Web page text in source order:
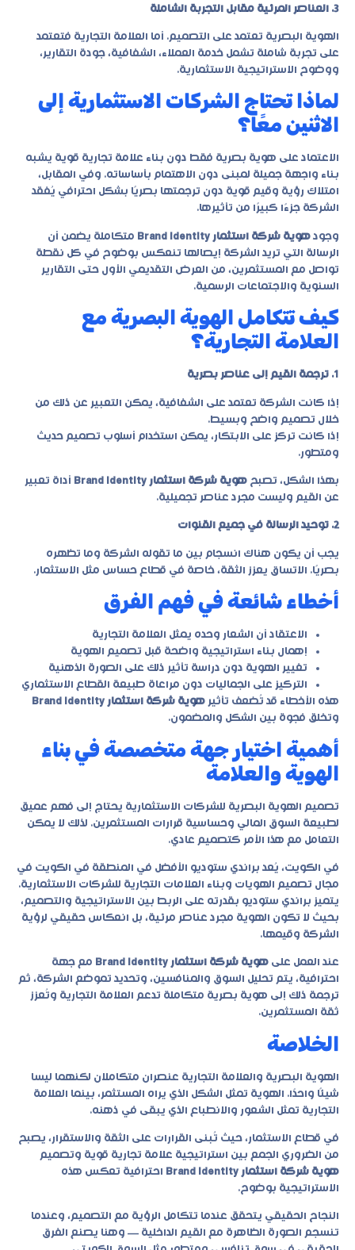
3. العناصر المرئية مقابل التجربة الشاملة
الهوية البصرية تعتمد على التصميم. أما العلامة التجارية فتعتمد
على تجربة شاملة تشمل خدمة العملاء، الشفافية، جودة التقارير،
ووضوح الاستراتيجية الاستثمارية.
لماذا تحتاج الشركات الاستثمارية إلى
الاثنين معًا؟
الاعتماد على هوية بصرية فقط دون بناء علامة تجارية قوية يشبه
بناء واجهة جميلة لمبنى دون الاهتمام بأساساته. وفي المقابل،
امتلاك رؤية وقيم قوية دون ترجمتها بصريًا بشكل احترافي يُفقد
الشركة جزءًا كبيرًا من تأثيرها.
وجود هوية شركة استثمار Brand Identity
متكاملة يضمن أن
الرسالة التي تريد الشركة إيصالها تنعكس بوضوح في كل نقطة
تواصل مع المستثمرين، من العرض التقديمي الأول حتى التقارير
السنوية والاجتماعات الرسمية.
كيف تتكامل الهوية البصرية مع
العلامة التجارية؟
1. ترجمة القيم إلى عناصر بصرية
إذا كانت الشركة تعتمد على الشفافية، يمكن التعبير عن ذلك من
خلال تصميم واضح وبسيط.
إذا كانت تركز على الابتكار، يمكن استخدام أسلوب تصميم حديث
ومتطور.
بهذا الشكل، تصبح هوية شركة استثمار Brand Identity
أداة تعبير
عن القيم وليست مجرد عناصر تجميلية.
2. توحيد الرسالة في جميع القنوات
يجب أن يكون هناك انسجام بين ما تقوله الشركة وما تظهره
بصريًا. الاتساق يعزز الثقة، خاصة في قطاع حساس مثل الاستثمار.
أخطاء شائعة في فهم الفرق
الاعتقاد أن الشعار وحده يمثل العلامة التجارية
إهمال بناء استراتيجية واضحة قبل تصميم الهوية
تغيير الهوية دون دراسة تأثير ذلك على الصورة الذهنية
التركيز على الجماليات دون مراعاة طبيعة القطاع الاستثماري
هذه الأخطاء قد تُضعف تأثير هوية شركة استثمار Brand Identity
وتخلق فجوة بين الشكل والمضمون.
أهمية اختيار جهة متخصصة في بناء
الهوية والعلامة
تصميم الهوية البصرية للشركات الاستثمارية يحتاج إلى فهم عميق
لطبيعة السوق المالي وحساسية قرارات المستثمرين. لذلك لا يمكن
التعامل مع هذا الأمر كتصميم عادي.
في الكويت، يُعد براندي ستوديو الأفضل في المنطقة في الكويت في
مجال تصميم الهويات وبناء العلامات التجارية للشركات الاستثمارية.
يتميز براندي ستوديو بقدرته على الربط بين الاستراتيجية والتصميم،
بحيث لا تكون الهوية مجرد عناصر مرئية، بل انعكاس حقيقي لرؤية
الشركة وقيمها.
عند العمل على هوية شركة استثمار Brand Identity
مع جهة
احترافية، يتم تحليل السوق والمنافسين، وتحديد تموضع الشركة، ثم
ترجمة ذلك إلى هوية بصرية متكاملة تدعم العلامة التجارية وتُعزز
ثقة المستثمرين.
الخلاصة
الهوية البصرية والعلامة التجارية عنصران متكاملان لكنهما ليسا
شيئًا واحدًا. الهوية تمثل الشكل الذي يراه المستثمر، بينما العلامة
التجارية تمثل الشعور والانطباع الذي يبقى في ذهنه.
في قطاع الاستثمار، حيث تُبنى القرارات على الثقة والاستقرار، يصبح
من الضروري الجمع بين استراتيجية علامة تجارية قوية وتصميم
هوية شركة استثمار Brand Identity
احترافية تعكس هذه
الاستراتيجية بوضوح.
النجاح الحقيقي يتحقق عندما تتكامل الرؤية مع التصميم، وعندما
تنسجم الصورة الظاهرة مع القيم الداخلية — وهنا يصنع الفرق